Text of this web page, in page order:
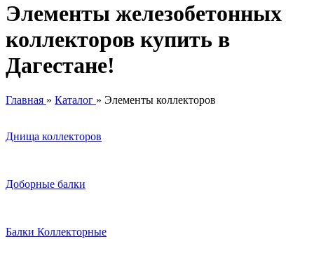
Элементы железобетонных
коллекторов купить в
Дагестане!
Главная » Каталог » Элементы коллекторов
Днища коллекторов
Доборные балки
Балки Коллекторные